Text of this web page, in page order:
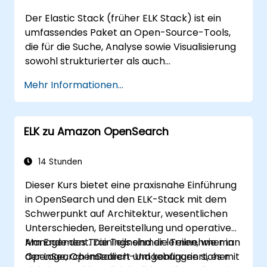
Der Elastic Stack (früher ELK Stack) ist ein
umfassendes Paket an Open-Source-Tools,
die für die Suche, Analyse sowie Visualisierung
sowohl strukturierter als auch
Schulungsprogramm vermittelt den
Teilnehmern ein tiefgreifendes Verständnis
der wichtigsten Bestandteile des Elastic Stack
– nämlich Elasticsearch, Kibana und Logstash.
Grundlagenkonzepte, Installation,
fortgeschrittene Analysetechniken sowie
bewährte Praktiken für die
Produktionsumgebung behandelt. Die
Struktur des Kurses kombiniert theoretisches
Wissen mit praktischen Übungen, wodurch er
ideal für Fachkräfte geeignet ist, die den
Mehr Informationen...
ELK zu Amazon OpenSearch
14 Stunden
Dieser Kurs bietet eine praxisnahe Einführung
in OpenSearch und den ELK-Stack mit dem
Schwerpunkt auf Architektur, wesentlichen
Unterschieden, Bereitstellung und operativem
Management. Die Teilnehmer lernen, wie man
OpenSearch installiert und konfiguriert, es mit
Am Ende des Trainings sind die Teilnehmer in
der Lage, OpenSearch-Umgebungen sicher